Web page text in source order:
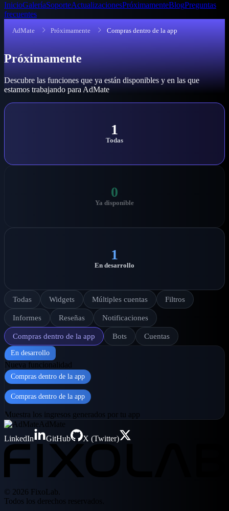
InicioGaleríaSoporteActualizacionesPróximamenteBlogPreguntas
frecuentes
AdMate Próximamente Compras dentro de la app
Próximamente
Descubre las funciones que ya están disponibles y en las que
estamos trabajando para AdMate
1
Todas
0
Ya disponible
1
En desarrollo
Todas Widgets Múltiples cuentas Filtros
Informes Reseñas Notificaciones
Compras dentro de la app Bots Cuentas
En desarrollo
Nueva funcionalidad
Compras dentro de la app
Compras dentro de la app
Muestra los ingresos generados por tu app
AdMate
LinkedIn
GitHub X (Twitter)
© 2026 FixoLab.
Todos los derechos reservados.